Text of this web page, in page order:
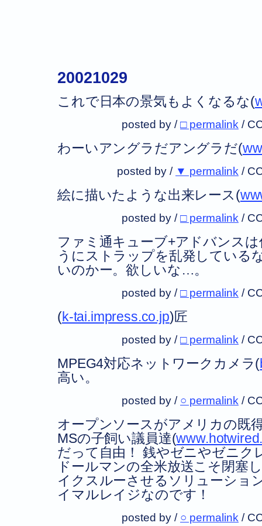
20021029
これで日本の景気もよくなるな(
posted by /□ permalink /
わーいアングラだアングラだ(
posted by / ▼ permalink /
絵に描いたような出来レース(
posted by /□ permalink /
ファミ通キューブ+アドバンス
うにストラップを乱発している
いのかー。欲しいな…。
posted by /□ permalink /
(k-tai.impress.co.jp)匠
posted by /□ permalink /
MPEG4対応ネットワークカメラ(
高い。
posted by / ○ permalink /
オープンソースがアメリカの既
MSの子飼い議員達(
だって自由！ 銭やゼニやゼニク
ドールマンの全米放送こそ閉塞
イクスルーさせるソリューショ
イマルレイジなのです！
posted by / ○ permalink /